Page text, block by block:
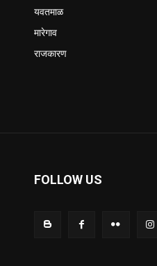
यवतमाळ
मारेगाव
राजकारण
FOLLOW US